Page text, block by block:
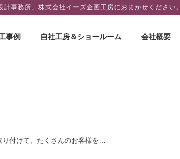
事務所、株式会社イーズ企画工房におまかせください。
事例 自社工房＆ショールーム 会社概要
付けて、たくさんのお客様を…